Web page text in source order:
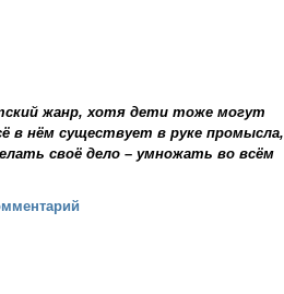
жанр, хотя дети тоже могут
в нём существует в руке промысла,
своё дело – умножать во всём